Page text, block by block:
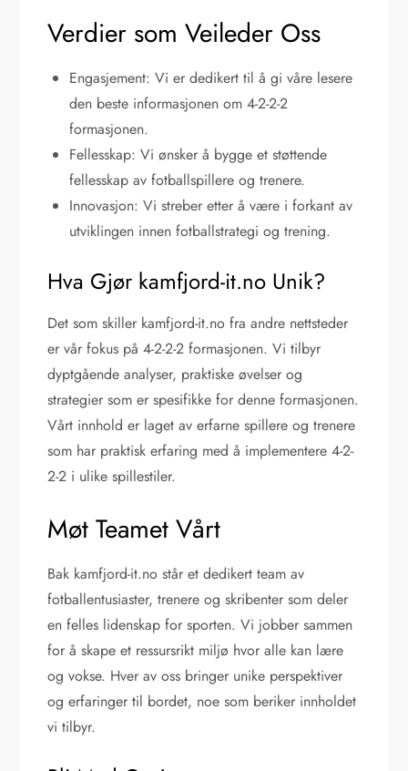
Verdier som Veileder Oss
Engasjement: Vi er dedikert til å gi våre lesere
den beste informasjonen om 4-2-2-2
formasjonen.
Fellesskap: Vi ønsker å bygge et støttende
fellesskap av fotballspillere og trenere.
Innovasjon: Vi streber etter å være i forkant av
utviklingen innen fotballstrategi og trening.
Hva Gjør kamfjord-it.no Unik?
Det som skiller kamfjord-it.no fra andre nettsteder
er vår fokus på 4-2-2-2 formasjonen. Vi tilbyr
dyptgående analyser, praktiske øvelser og
strategier som er spesifikke for denne formasjonen.
Vårt innhold er laget av erfarne spillere og trenere
som har praktisk erfaring med å implementere 4-2-
2-2 i ulike spillestiler.
Møt Teamet Vårt
Bak kamfjord-it.no står et dedikert team av
fotballentusiaster, trenere og skribenter som deler
en felles lidenskap for sporten. Vi jobber sammen
for å skape et ressursrikt miljø hvor alle kan lære
og vokse. Hver av oss bringer unike perspektiver
og erfaringer til bordet, noe som beriker innholdet
vi tilbyr.